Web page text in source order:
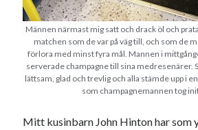
Männen närmast mig satt och drack öl och
matchen som de var på väg till, och som de
förlora med minst fyra mål. Mannen i
serverade champagne till sina medresenärer.
lättsam, glad och trevlig och alla stämde upp i
som champagnemannen tog
Mitt kusinbarn John Hinton har som